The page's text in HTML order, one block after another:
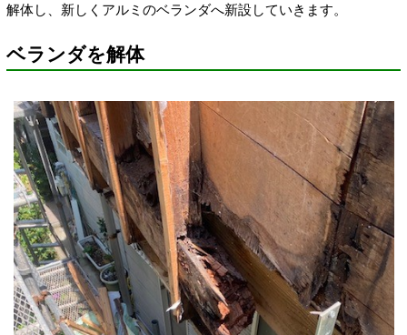
解体し、新しくアルミのベランダへ新設していきます。
ベランダを解体